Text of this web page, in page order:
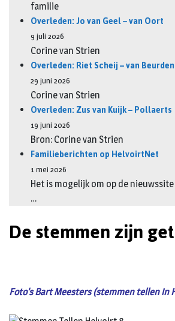
familie
Overleden: Jo van Geel – van Oort
9 juli 2026
Corine van Strien
Overleden: Riet Scheij – van Beurden
29 juni 2026
Corine van Strien
Overleden: Zus van Kuijk – Pollaerts
19 juni 2026
Bron: Corine van Strien
Familieberichten op HelvoirtNet
1 mei 2026
Het is mogelijk om op de
…
De stemmen zijn
Foto’s Bart Meesters (stemmen tellen in